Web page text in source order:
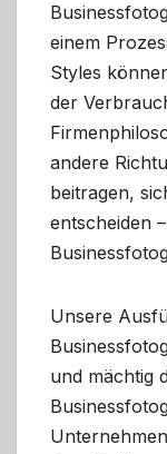
einem
Styles
der
andere
beitragen,
entscheiden
Unsere
und mächtig